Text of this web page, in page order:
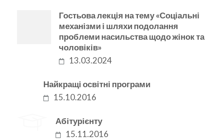
Гостьова лекція на тему «Соціальні
механізми і шляхи подолання
проблеми насильства щодо жінок та
чоловіків»
13.03.2024
Найкращі освітні програми
15.10.2016
Абітурієнту
15.11.2016